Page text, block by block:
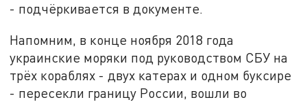
- подчёркивается в документе.
Напомним, в конце ноября 2018 года
украинские моряки под руководством СБУ на
трёх кораблях - двух катерах и одном буксире
- пересекли границу России, вошли во